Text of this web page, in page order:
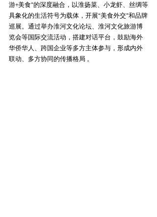
游+美食”的深度融合，以淮扬菜、小龙虾、丝绸等
具象化的生活符号为载体，开展“美食外交”和品牌
巡展。通过举办淮河文化论坛、淮河文化旅游博
览会等国际交流活动，搭建对话平台，鼓励海外
华侨华人、跨国企业等多方主体参与，形成内外
联动、多方协同的传播格局 。